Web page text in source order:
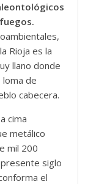
Rioja es la
llano donde
de
cabecera.
cima
metálico
mil 200
siglo
el